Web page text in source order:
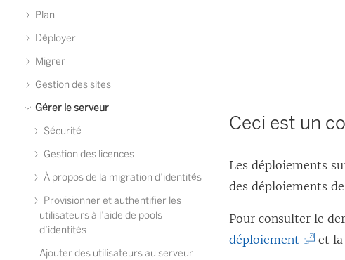
Plan
Déployer
Migrer
Gestion des sites
Gérer le serveur
Sécurité
Gestion des licences
À propos de la migration d’identités
Provisionner et authentifier les
utilisateurs à l’aide de pools
d’identités
Ajouter des utilisateurs au serveur
Ceci est un
Les déploiements
des déploiements
Pour consulter le
déploiement (
et la